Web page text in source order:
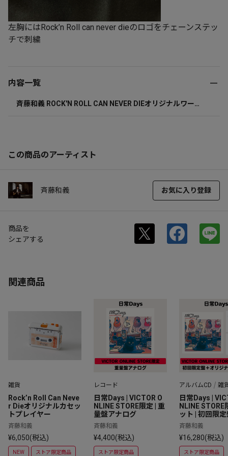
左胸にはRock’n Roll can never dieのロゴをチェーンステッ
チで刺繍
内容一覧
斉藤和義 ROCK'N ROLL CAN NEVER DIEオリジナルワーク
この商品のアーティスト
斉藤和義 お気に入り登録
商品を
シェアする
関連商品
雑貨
Rock’n Roll Can Neve
r Dieオリジナルカセッ
トプレイヤー
斉藤和義
¥6,050(税込)
NEW ストア限定商品
レコード
日常Days | VICTOR O
NLINE STORE限定 | 重
量盤アナログ
斉藤和義
¥4,400(税込)
ストア限定商品
アルバムCD 雑
日常Days |
NLINE STORE
ット | 初回限
ライブ
an Never Die
カバリーTシ
サイズ）
斉藤和義
¥16,280(税込)
ストア限定商品